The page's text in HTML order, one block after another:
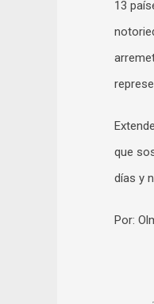
13
que
días y
Por: